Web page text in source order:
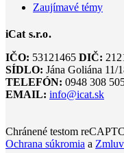
Zaujímavé témy
iCat s.r.o.
IČO: 53121465 DIČ:
SÍDLO: Jána Goliána 11/
TELEFÓN: 0948 308
EMAIL: info@icat.sk
Chránené testom
Ochrana súkromia a